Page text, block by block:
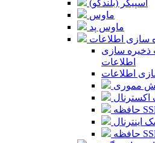
اسپیکر (بلندگو)
ماوس
ماوس پد
سازی اطلاعات
ذخیره سازی
اطلاعات
اطلاعات
مموری
اکسترنال
اینترنال